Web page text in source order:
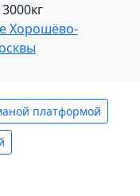
Хорошёво-
платформой